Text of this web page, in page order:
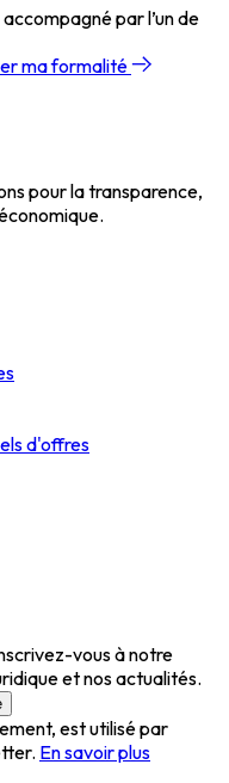
par l’un de
ma formalité
pour la transparence,
d'offres
vous à notre
et nos actualités.
est utilisé par
En savoir plus